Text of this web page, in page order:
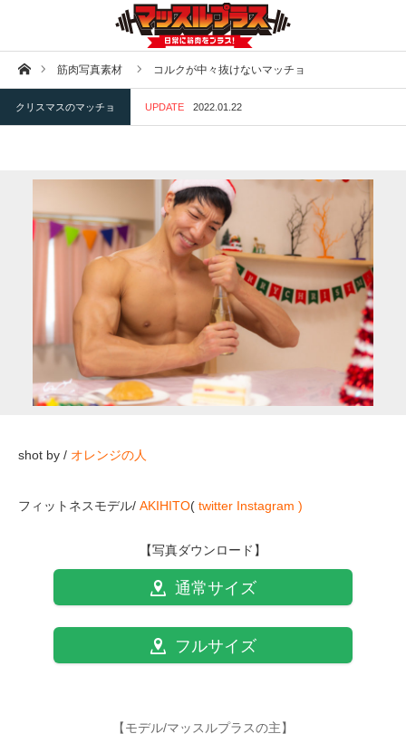
ホーム筋肉写真素材 コルクが中々抜けないマッチョ
クリスマスのマッチョ UPDATE 2022.01.22
shot by / オレンジの人
フィットネスモデル/ AKIHITO( twitter Instagram )
【写真ダウンロード】
通常サイズ
フルサイズ
【モデル/マッスルプラスの主】